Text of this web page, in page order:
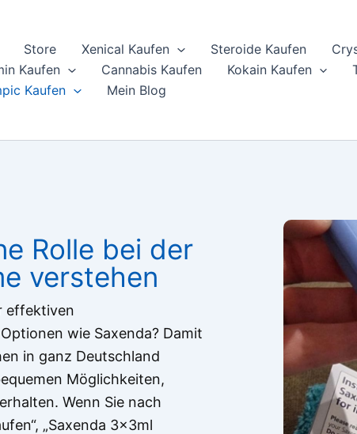
Store Xenical Kaufen Steroide Kaufen
Kaufen
Cannabis Kaufen Kokain Kaufen
Kaufen
Mein Blog
Rolle bei der
verstehen
effektiven
wie Saxenda? Damit
in ganz Deutschland
Möglichkeiten,
Wenn Sie nach
„Saxenda 3x3ml